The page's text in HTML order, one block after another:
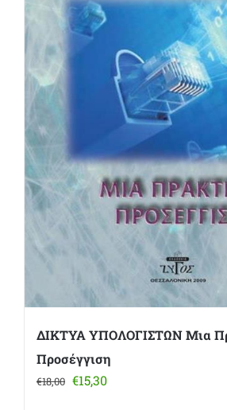
ΔΙΚΤΥΑ ΥΠΟΛΟΓΙΣΤΩΝ Μια
Προσέγγιση
€18,00 Original
€15,30Η